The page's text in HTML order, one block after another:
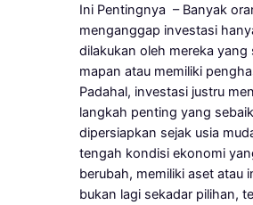
Ini Pentingnya – Banyak
menganggap investasi
dilakukan oleh mereka yang
mapan atau memiliki
Padahal, investasi justru
langkah penting yang
dipersiapkan sejak usia
tengah kondisi ekonomi
berubah, memiliki aset atau
bukan lagi sekadar pilihan,